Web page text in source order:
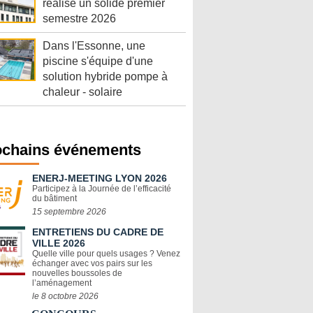
réalise un solide premier
semestre 2026
Dans l'Essonne, une
piscine s'équipe d'une
solution hybride pompe à
chaleur - solaire
événements
ENERJ-MEETING LYON 2026
Participez à la Journée de l’efficacité
du bâtiment
15 septembre 2026
ENTRETIENS DU CADRE DE
VILLE 2026
Quelle ville pour quels usages ? Venez
échanger avec vos pairs sur les
nouvelles boussoles de
l’aménagement
le 8 octobre 2026